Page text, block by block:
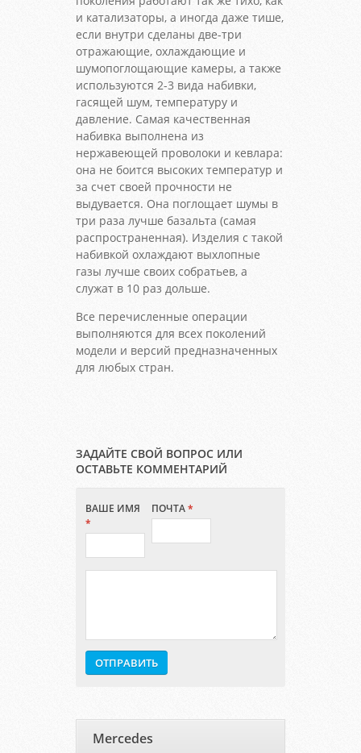
и катализаторы, а иногда даже тише,
если внутри сделаны две-три
отражающие, охлаждающие и
шумопоглощающие камеры, а также
используются 2-3 вида набивки,
гасящей шум, температуру и
давление. Самая качественная
набивка выполнена из
нержавеющей проволоки и кевлара:
она не боится высоких температур и
за счет своей прочности не
выдувается. Она поглощает шумы в
три раза лучше базальта (самая
распространенная). Изделия с такой
набивкой охлаждают выхлопные
газы лучше своих собратьев, а
служат в 10 раз дольше.
Все перечисленные операции
выполняются для всех поколений
модели и версий предназначенных
для любых стран.
ЗАДАЙТЕ СВОЙ ВОПРОС ИЛИ
ОСТАВЬТЕ КОММЕНТАРИЙ
ВАШЕ ИМЯ
*
ПОЧТА*
Mercedes